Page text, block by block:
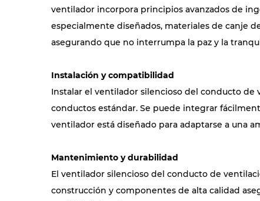
ventilador incorpora principios avanzados de
especialmente diseñados, materiales de canje
asegurando que no interrumpa la paz y la
Instalación y compatibilidad
Instalar el ventilador silencioso del conducto de
conductos estándar. Se puede integrar
ventilador está diseñado para adaptarse a una
Mantenimiento y durabilidad
El ventilador silencioso del conducto de
construcción y componentes de alta calidad